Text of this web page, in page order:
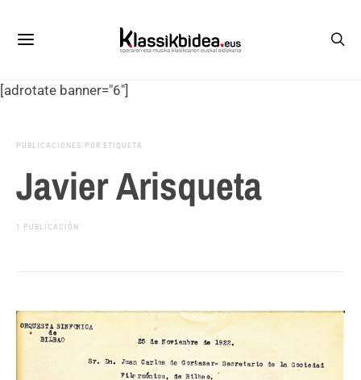
[adrotate banner="6"]
PUBLICACIONES POR ETIQUETA
Javier Arisqueta
1 PUBLICACIÓN